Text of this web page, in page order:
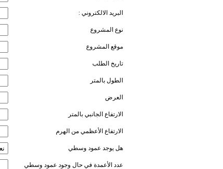
البريد الالكتروني :
نوع المشروع
موقع المشروع
تاريخ الطلب
الطول بالمتر
العرض
الارتفاع الجانبي بالمتر
الارتفاع الأعظمي من الهرم
هل يوجد عمود وسطي
عدد الأعمدة في حال وجود عمود وسطي